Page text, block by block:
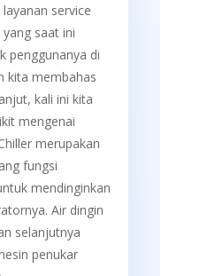
service
saat ini
penggunanya di
kita membahas
kali ini kita
mengenai
merupakan
fungsi
mendinginkan
Air dingin
selanjutnya
penukar